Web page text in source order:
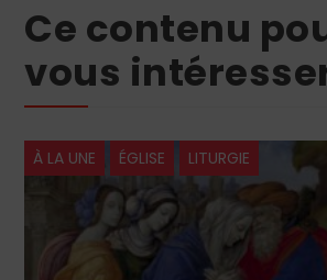
Ce contenu
vous
À LA UNE ÉGLISE LITURGIE